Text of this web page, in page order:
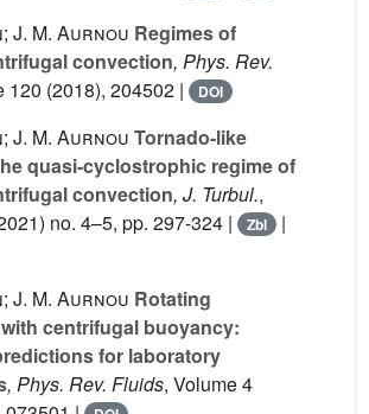
J. M. Aurnou Regimes of
convection, Phys. Rev.
120 (2018), 204502 | DOI
J. M. Aurnou Tornado-like
quasi-cyclostrophic regime of
convection, J. Turbul.,
no. 4–5, pp. 297-324 | Zbl |
J. M. Aurnou Rotating
centrifugal buoyancy:
for laboratory
, Phys. Rev. Fluids, Volume 4